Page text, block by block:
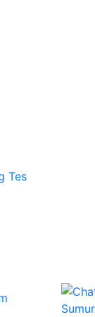
Tes
| Pembuatan